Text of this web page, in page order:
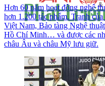
Hơn 60 năm hoạt động nghệ
hơn 1.200 tác phẩm. Tranh
Việt Nam, Bảo tàng Nghệ
Hồ Chí Minh… và được các
châu Âu và châu Mỹ lưu giữ.